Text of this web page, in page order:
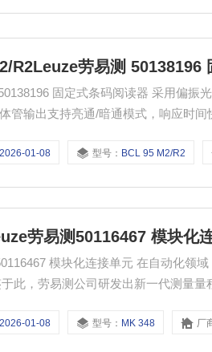
R2Leuze劳易测 50138196
固定式条码阅读器 采用偏振
管输出支持亮通/暗通模式，响应时
2026-01-08 型号： BCL 95 M2/R2
劳易测50116467 模块化
模块化连接单元 在自动化领
此，劳易测公司研发出新一代测量
2026-01-08 型号： MK 348 厂